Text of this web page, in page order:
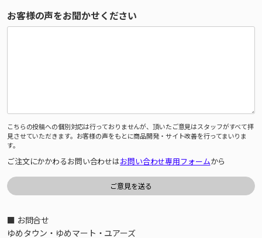
お客様の声をお聞かせください
こちらの投稿への個別対応は行っておりませんが、頂いたご意見はスタッフがすべて拝
見させていただきます。お客様の声をもとに商品開発・サイト改善を行ってまいりま
す。
ご注文にかかわるお問い合わせはお問い合わせ専用フォームから
■ お問合せ
ゆめタウン・ゆめマート・ユアーズ